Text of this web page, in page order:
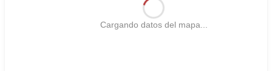
Cargando datos del mapa...